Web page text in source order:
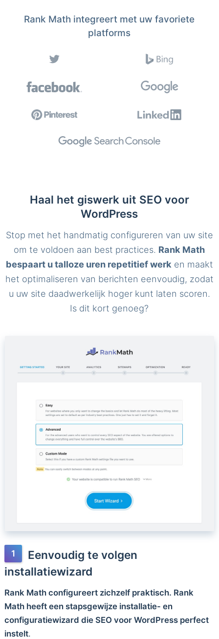
Rank Math integreert met uw favoriete
platforms
Haal het giswerk uit SEO voor
WordPress
Stop met het handmatig configureren van uw site
om te voldoen aan best practices. Rank Math
bespaart u talloze uren repetitief werk en maakt
het optimaliseren van berichten eenvoudig, zodat
u uw site daadwerkelijk hoger kunt laten scoren.
Is dit kort genoeg?
Eenvoudig te volgen
installatiewizard
Rank Math configureert zichzelf praktisch. Rank
Math heeft een stapsgewijze installatie- en
configuratiewizard die SEO voor WordPress perfect
instelt.